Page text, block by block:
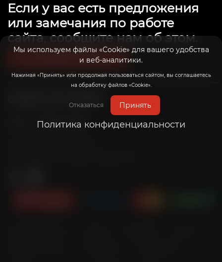
Мы используем файлы «Cookie» для вашего удобства
и веб-аналитики.
Нажимая «Принять» или продолжая пользоваться сайтом, вы соглашаетесь
на обработку файлов «Cookie».
Отказаться Принять
Политика конфиденциальности
Если у вас есть предложения
или замечания по работе
сайта, сообщите нам об этом.
Связаться с нами
Сб-Вс: с 10:00 до 19:00